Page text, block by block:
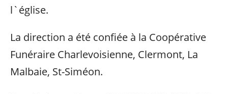
l`église.
La direction a été confiée à la Coopérative
Funéraire Charlevoisienne, Clermont, La
Malbaie, St-Siméon.